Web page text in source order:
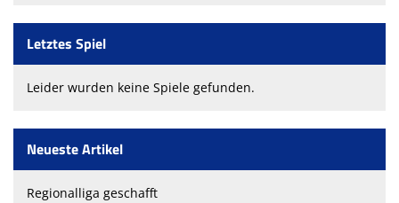
Letztes Spiel
Leider wurden keine Spiele gefunden.
Neueste Artikel
Regionalliga geschafft